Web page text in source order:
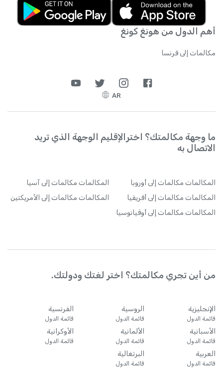
أهم الدول من هونغ كونغ
مكالمات إلى فرنسا
AR
ما وجهة مكالمتك؟ اخترالإقليم الوجهة الذي تريد
الاتصال به
المكالمات مكالمات إلى أوروبا المكالمات مكالمات إلى آسيا
المكالمات مكالمات إلى أفريقيا المكالمات مكالمات إلى الأمريكتين
المكالمات مكالمات إلى أوقيانوسيا
من أين تجري مكالمتك؟ اختر لغتك ودولتك.
الإنجليزية
قائمة الدول
الروسية
قائمة الدول
الفرنسية
قائمة الدول
الأسبانية
قائمة الدول
الألمانية
قائمة الدول
الأوكرانية
قائمة الدول
العربية
قائمة الدول
البرتغالية
قائمة الدول